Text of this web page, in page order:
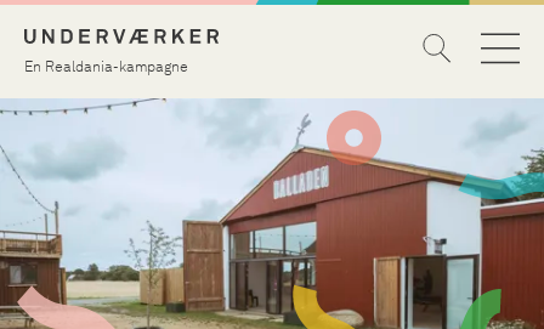
En Realdania-kampagne